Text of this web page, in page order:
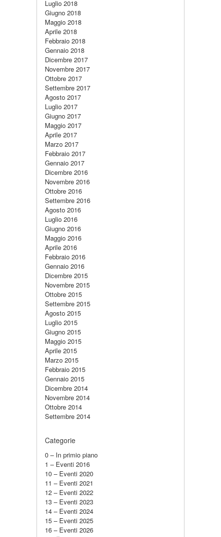
Luglio 2018
Giugno 2018
Maggio 2018
Aprile 2018
Febbraio 2018
Gennaio 2018
Dicembre 2017
Novembre 2017
Ottobre 2017
Settembre 2017
Agosto 2017
Luglio 2017
Giugno 2017
Maggio 2017
Aprile 2017
Marzo 2017
Febbraio 2017
Gennaio 2017
Dicembre 2016
Novembre 2016
Ottobre 2016
Settembre 2016
Agosto 2016
Luglio 2016
Giugno 2016
Maggio 2016
Aprile 2016
Febbraio 2016
Gennaio 2016
Dicembre 2015
Novembre 2015
Ottobre 2015
Settembre 2015
Agosto 2015
Luglio 2015
Giugno 2015
Maggio 2015
Aprile 2015
Marzo 2015
Febbraio 2015
Gennaio 2015
Dicembre 2014
Novembre 2014
Ottobre 2014
Settembre 2014
Categorie
0 – In primio piano
1 – Eventi 2016
10 – Eventi 2020
11 – Eventi 2021
12 – Eventi 2022
13 – Eventi 2023
14 – Eventi 2024
15 – Eventi 2025
16 – Eventi 2026